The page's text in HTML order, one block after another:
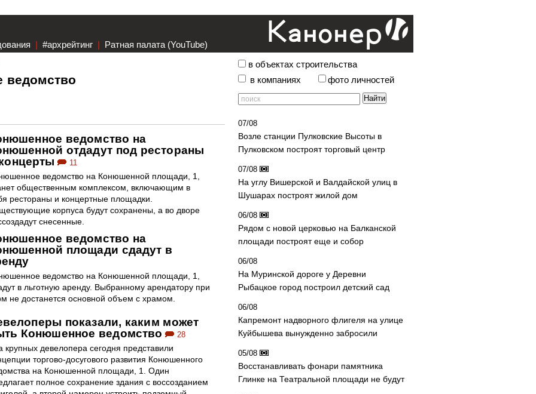
| #архрейтинг | Ратная палата (YouTube)
ведомство
ведомство на
отдадут под рестораны
11
ведомство на Конюшенной площади, 1,
общественным комплексом, включающим в
рестораны и концертные площадки.
корпуса будут сохранены, а во дворе
снесенные.
ведомство на
площади сдадут в
ведомство на Конюшенной площади, 1,
в льготную аренду. Выбранному арендатору при
не достанется основной объем с храмом.
показали, каким может
Конюшенное ведомство
28
крупных девелопера сегодня представили
торгово-досугового развития Конюшенного
на Конюшенной площади, 1. Один
полное сохранение здания с воссозданием
в объектах строительства
в компаниях
фото личностей
07/08
Возле станции Пулковские Высоты в
Пулковском построят торговый центр
07/08
На углу Вишерской и Валдайской улиц в
Шушарах построят жилой дом
06/08
Рядом с новой церковью на Балканской
площади построят еще и собор
06/08
На Муринской дороге у Деревни
Рыбацкое город построил детский сад
06/08
Капремонт надворного флигеля на улице
Куйбышева вынужденно забросили
05/08
Восстанавливать фонари памятника
Глинке на Театральной площади не будут